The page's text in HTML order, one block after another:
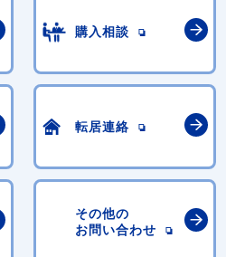
購入相談
転居連絡
その他の
お問い合わせ